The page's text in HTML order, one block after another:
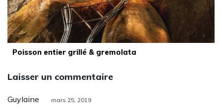
Poisson entier grillé & gremolata
Laisser un commentaire
Guylaine mars 25, 2019